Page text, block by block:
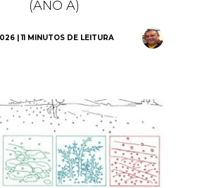
(ANO A)
| 11 MINUTOS DE LEITURA